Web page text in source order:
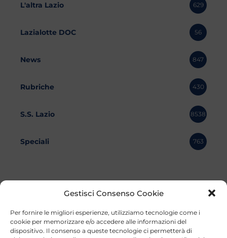
Gestisci Consenso Cookie
Per fornire le migliori esperienze, utilizziamo tecnologie come i
cookie per memorizzare e/o accedere alle informazioni del
dispositivo. Il consenso a queste tecnologie ci permetterà di
L'altra Lazio 629
Lazialotte DOC 56
News 847
Rubriche 430
S.S. Lazio 8538
Speciali 763